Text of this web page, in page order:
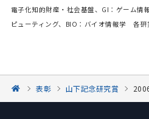
電子化知的財産・社会基盤、GI：ゲーム情
ピューティング、BIO：バイオ情報学 各研
表彰 山下記念研究賞